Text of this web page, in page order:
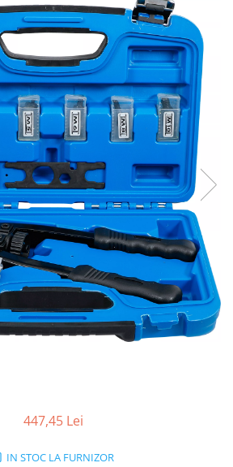
447,45 Lei
IN STOC LA FURNIZOR